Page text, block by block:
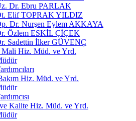
Dr. Ebru PARLAK
Elif TOPRAK YILDIZ
Dr. Nurşen Eylem AKKAYA
Özlem ESKİL ÇİÇEK
Sadettin İlker GÜVENÇ
Mali Hiz. Müd. ve Yrd.
Hiz. Müd. ve Yrd.
Kalite Hiz. Müd. ve Yrd.